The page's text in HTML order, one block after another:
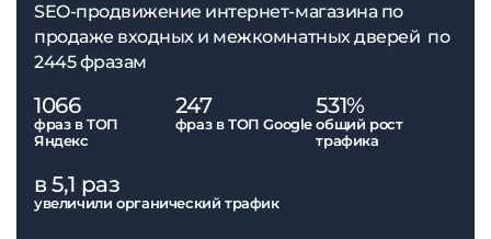
SEO-продвижение интернет-магазина по
продаже входных и межкомнатных дверей по
2445 фразам
1066
фраз в ТОП
Яндекс
247
фраз в ТОП Google
531%
общий рост
трафика
в 5,1 раз
увеличили органический трафик